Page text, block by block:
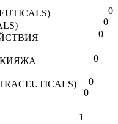
0
0
0
0
0
0
1